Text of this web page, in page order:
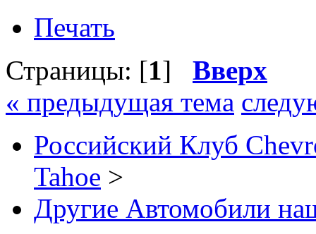
Печать
Страницы: [1] Вверх
« предыдущая тема
Российский Клуб
Tahoe >
Другие Автомобили